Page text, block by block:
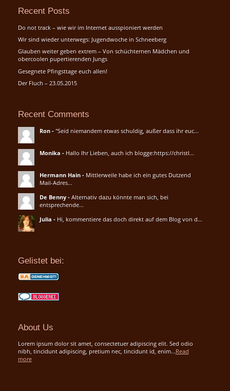
Recent Posts
Do not track – wie wir im Internet ausspioniert werden
Wir sind wieder unterwegs: Jugendwoche in Schneeberg
Glauben weiter geben extrem – Von schüchternen Mädchen und
obercoolen pupertierenden Jungs
Gesegnete Pfingsttage euch allen!
Der Fluch – 23.05.2015
Recent Comments
Ron- "Seid niemandem etwas schuldig, außer dass ihr euc...
Monika - Hallo Ihr Lieben, auch ich blogge:https://christl...
Hermann Hain- Mittlerweile habe ich ein gutes Dutzend
Mail-Adres...
De Benny- Alternativ dazu könnte man sich, bei
entsprechende...
Julia - Hi, kommentiere das doch direkt auf dem Blog von d...
Gelistet bei:
About Us
Lorem ipsum dolor sit amet, consectetuer adipiscing elit. Sed odio
nibh, tincidunt adipiscing, pretium nec, tincidunt id, enim...Read
more